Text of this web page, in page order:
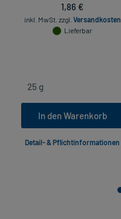
1,86 €
inkl. MwSt. zzgl. Versandkosten
Lieferbar
In den Warenkorb
Detail- & Pflichtinformationen